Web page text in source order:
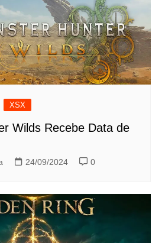
XSX
Wilds Recebe Data de
24/09/2024 0